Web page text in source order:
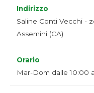
Indirizzo
Saline Conti Vecchi -
Assemini (CA)
Orario
Mar-Dom dalle 10:00